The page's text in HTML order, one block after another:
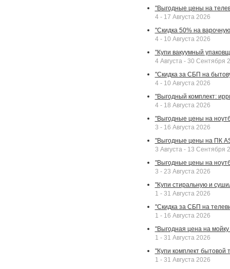
"Выгодные цены на
4 - 17 Августа 2026
"Скидка 50% на
4 - 10 Августа 2026
"Купи вакуумный
4 Августа - 30 Сентября
"Скидка за СБП на
4 - 10 Августа 2026
"Выгодный комплект:
4 - 18 Августа 2026
"Выгодные цены на
3 - 16 Августа 2026
"Выгодные цены на ПК
3 Августа - 13 Сентября
"Выгодные цены на
3 - 23 Августа 2026
"Купи стиральную и
1 - 31 Августа 2026
"Скидка за СБП на
1 - 16 Августа 2026
"Выгодная цена на
1 - 31 Августа 2026
"Купи комплект бытовой
1 - 31 Августа 2026